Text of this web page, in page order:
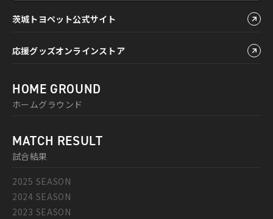
茨城トヨペット公式サイト
応援グッズオンラインストア
HOME GROUND
ホームグラウンド
MATCH RESULT
試合結果
2025 SEASON
2024 SEASON
2023 SEASON